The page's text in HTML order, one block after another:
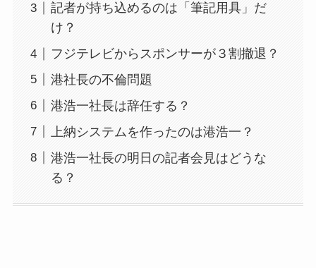
記者が持ち込めるのは「筆記用具」だ
け？
フジテレビからスポンサーが３割撤退？
港社長の不倫問題
港浩一社長は辞任する？
上納システムを作ったのは港浩一？
港浩一社長の明日の記者会見はどうな
る？